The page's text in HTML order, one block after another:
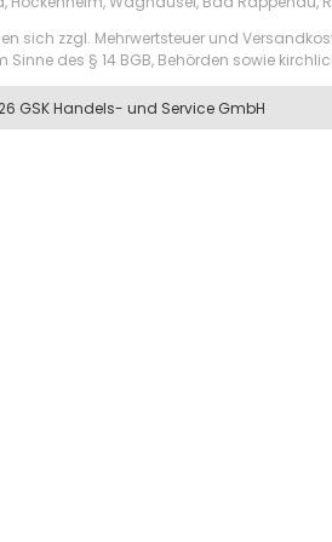
sich zzgl. Mehrwertsteuer und
des § 14 BGB, Behörden sowie
GSK Handels- und Service GmbH